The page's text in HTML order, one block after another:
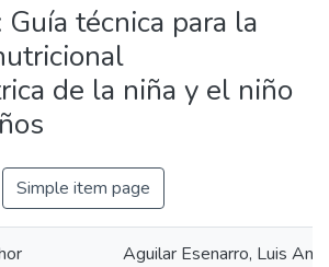
Guía técnica para la
de la niña y el niño
Simple item page
Aguilar Esenarro, Luis